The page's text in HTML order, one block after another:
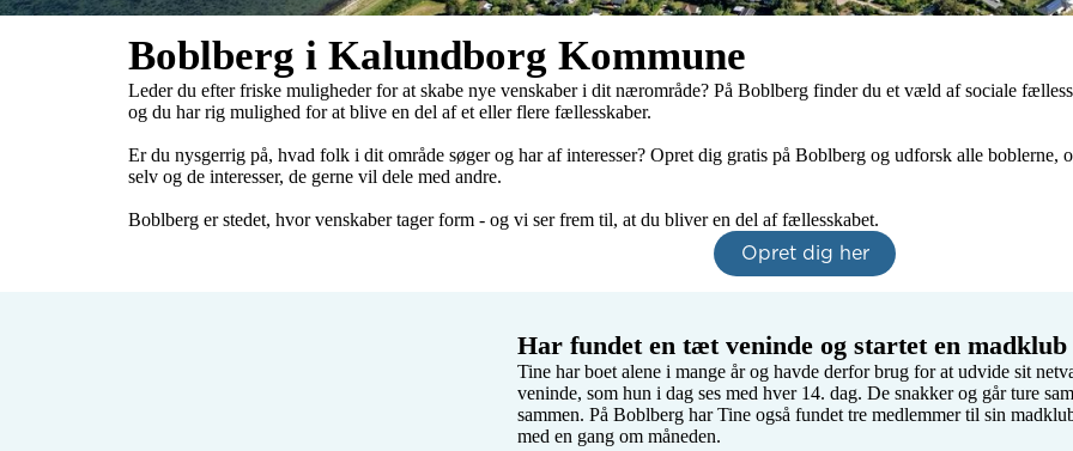
Boblberg i Kalundborg Kommune
Leder du efter friske muligheder for at skabe nye venskaber i dit nærområde? På Boblberg finder du et væld af sociale
og du har rig mulighed for at blive en del af et eller flere fællesskaber.
Er du nysgerrig på, hvad folk i dit område søger og har af interesser? Opret dig gratis på Boblberg og udforsk alle
selv og de interesser, de gerne vil dele med andre.
Boblberg er stedet, hvor venskaber tager form - og vi ser frem til, at du bliver en del af fællesskabet.
Opret dig her
Har fundet en tæt veninde og startet en madklub
Tine har boet alene i mange år og havde derfor brug for at udvide sit
veninde, som hun i dag ses med hver 14. dag. De snakker og går ture
sammen. På Boblberg har Tine også fundet tre medlemmer til sin
med en gang om måneden.